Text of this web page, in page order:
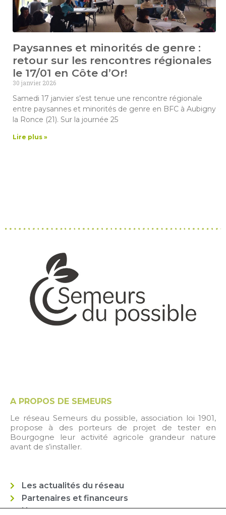
Paysannes et minorités de genre :
retour sur les rencontres régionales
le 17/01 en Côte d’Or!
30 janvier 2026
Samedi 17 janvier s’est tenue une rencontre régionale
entre paysannes et minorités de genre en BFC à Aubigny
la Ronce (21). Sur la journée 25
Lire plus »
A PROPOS DE SEMEURS
Le réseau Semeurs du possible, association loi 1901,
propose à des porteurs de projet de tester en
Bourgogne leur activité agricole grandeur nature
avant de s’installer.
Les actualités du réseau
Partenaires et financeurs
Nos statuts